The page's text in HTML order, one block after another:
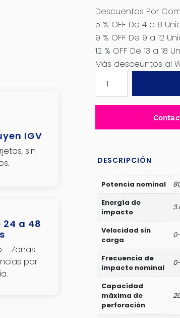
IGV
sin
24 a 48
- Zonas
por
Descuentos Por
5 % OFF De 4 a 8
9 % OFF De 9 a 12
12 % OFF De 13 a 18
Más desceuntos al
800W
0-
220V
-
AZC800-
26
cantidad
DESCRIPCIÓN
Potencia nominal
Energía de
impacto
Velocidad sin
carga
Frecuencia de
impacto nominal
Capacidad
máxima de
perforación